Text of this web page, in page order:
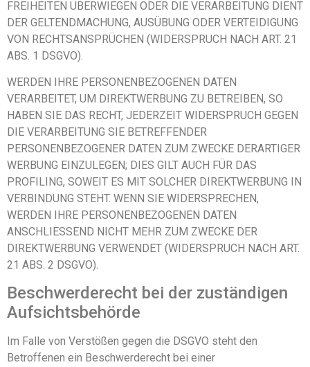
FREIHEITEN ÜBERWIEGEN ODER DIE VERARBEITUNG DIENT
DER GELTENDMACHUNG, AUSÜBUNG ODER VERTEIDIGUNG
VON RECHTSANSPRÜCHEN (WIDERSPRUCH NACH ART. 21
ABS. 1 DSGVO).
WERDEN IHRE PERSONENBEZOGENEN DATEN
VERARBEITET, UM DIREKTWERBUNG ZU BETREIBEN, SO
HABEN SIE DAS RECHT, JEDERZEIT WIDERSPRUCH GEGEN
DIE VERARBEITUNG SIE BETREFFENDER
PERSONENBEZOGENER DATEN ZUM ZWECKE DERARTIGER
WERBUNG EINZULEGEN; DIES GILT AUCH FÜR DAS
PROFILING, SOWEIT ES MIT SOLCHER DIREKTWERBUNG IN
VERBINDUNG STEHT. WENN SIE WIDERSPRECHEN,
WERDEN IHRE PERSONENBEZOGENEN DATEN
ANSCHLIESSEND NICHT MEHR ZUM ZWECKE DER
DIREKTWERBUNG VERWENDET (WIDERSPRUCH NACH ART.
21 ABS. 2 DSGVO).
Beschwerde­recht bei der zuständigen
Aufsichts­behörde
Im Falle von Verstößen gegen die DSGVO steht den
Betroffenen ein Beschwerderecht bei einer